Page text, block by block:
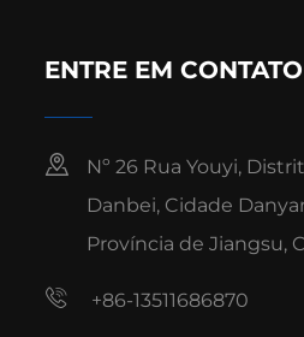
ENTRE EM CONTATO
Nº 26 Rua Youyi,
Danbei, Cidade
Província de Jiangsu,
+86-13511686870